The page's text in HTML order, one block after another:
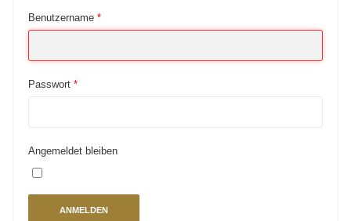
Benutzername *
Passwort *
Angemeldet bleiben
ANMELDEN